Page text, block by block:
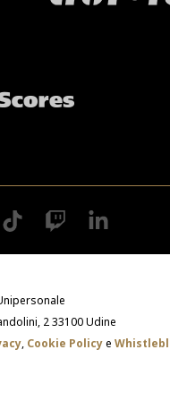
tiktok twitch
2 33100 Udine
, Cookie Policye